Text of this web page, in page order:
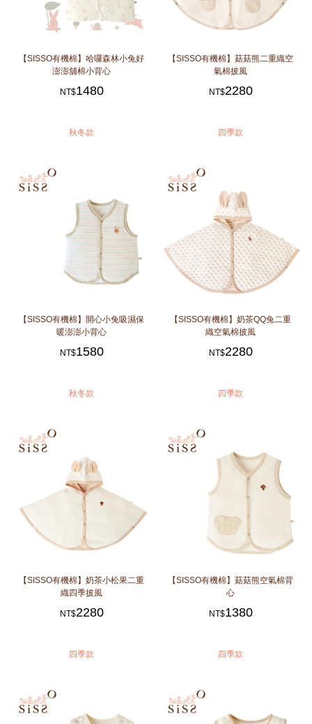
【SISSO有機棉】哈囉森林小兔好
澎澎舖棉小背心
NT$1480
秋冬款
【SISSO有機棉】菇菇熊二重織空
氣棉披風
NT$2280
四季款
【SISSO有機棉】開心小兔吸濕保
暖澎澎小背心
NT$1580
秋冬款
【SISSO有機棉】奶茶QQ兔二重
織空氣棉披風
NT$2280
四季款
【SISSO有機棉】奶茶小松果二重
織四季披風
NT$2280
四季款
【SISSO有機棉】菇菇熊空氣棉背
心
NT$1380
四季款